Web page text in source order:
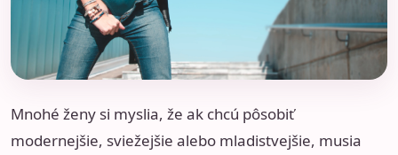
Mnohé ženy si myslia, že ak chcú pôsobiť
modernejšie, sviežejšie alebo mladistvejšie, musia